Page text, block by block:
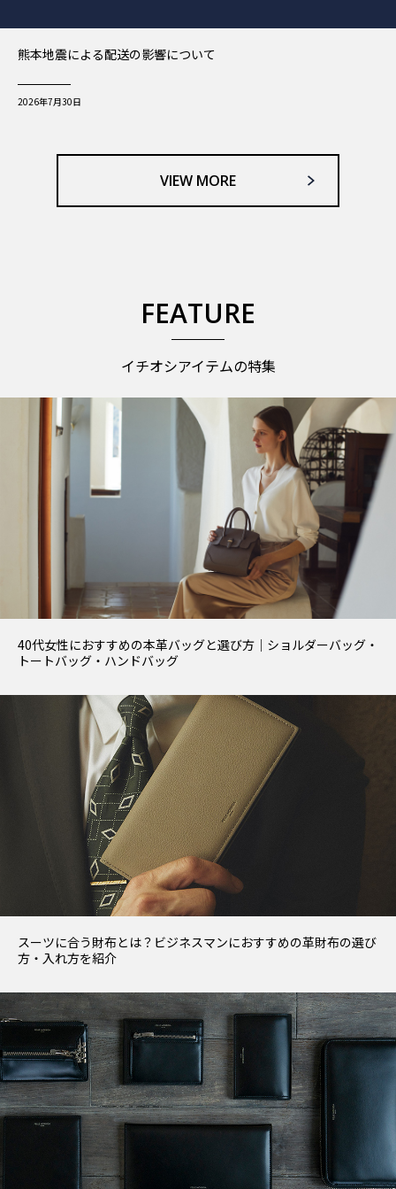
熊本地震による配送の影響について
2026年7月30日
VIEW MORE
FEATURE
イチオシアイテムの特集
40代女性におすすめの本革バッグと選び方｜ショルダーバッグ・
トートバッグ・ハンドバッグ
スーツに合う財布とは？ビジネスマンにおすすめの革財布の選び
方・入れ方を紹介